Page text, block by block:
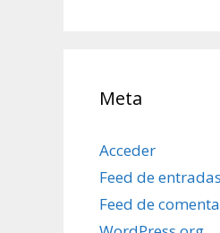
Meta
Acceder
Feed de entradas
Feed de